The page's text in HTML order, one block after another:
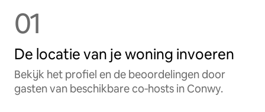
01
De locatie van je woning invoeren
Bekijk het profiel en de beoordelingen door
gasten van beschikbare co‑hosts in Conwy.